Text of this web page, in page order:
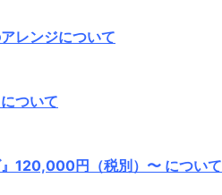
レンジについて
ついて
』120,000円（税別）〜 について